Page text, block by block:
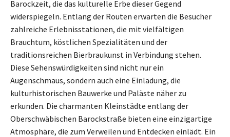
Barockzeit, die das kulturelle Erbe dieser Gegend
widerspiegeln. Entlang der Routen erwarten die Besucher
zahlreiche Erlebnisstationen, die mit vielfältigen
Brauchtum, köstlichen Spezialitäten und der
traditionsreichen Bierbraukunst in Verbindung stehen.
Diese Sehenswürdigkeiten sind nicht nur ein
Augenschmaus, sondern auch eine Einladung, die
kulturhistorischen Bauwerke und Paläste näher zu
erkunden. Die charmanten Kleinstädte entlang der
Oberschwäbischen Barockstraße bieten eine einzigartige
Atmosphäre, die zum Verweilen und Entdecken einlädt. Ein